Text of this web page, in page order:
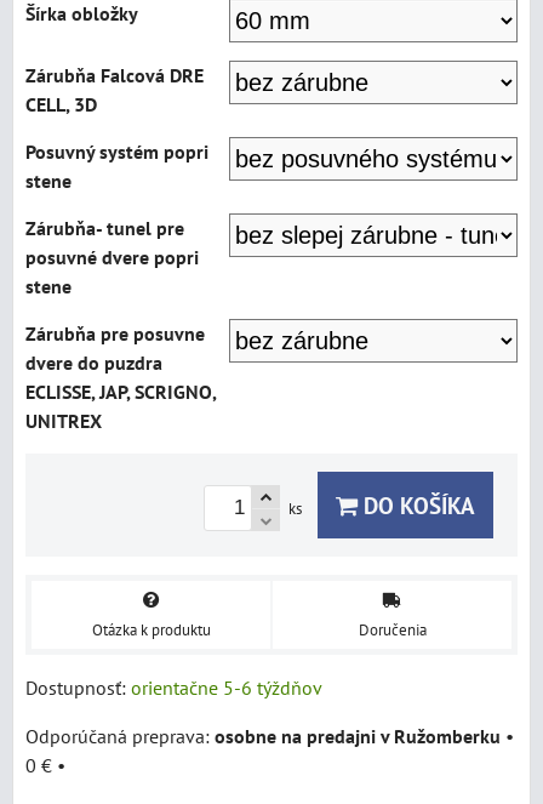
Šírka obložky
Zárubňa Falcová DRE
CELL, 3D
Posuvný systém popri
stene
Zárubňa- tunel pre
posuvné dvere popri
stene
Zárubňa pre posuvne
dvere do puzdra
ECLISSE, JAP, SCRIGNO,
UNITREX
ks DO KOŠÍKA
Otázka k produktu Doručenia
Dostupnosť: orientačne 5-6 týždňov
osobne na predajni v Ružomberku •
0 € •